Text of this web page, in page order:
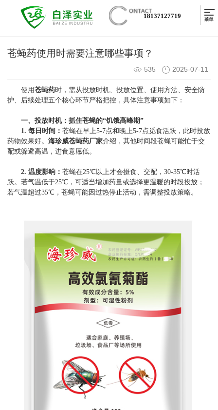
18137127719
苍蝇药使用时需要注意哪些事项？
535 2025-07-11
使用苍蝇药时，需从投放时机、投放位置、使用方法、安全防
护、后续处理五个核心环节严格把控，具体注意事项如下：
一、投放时机：抓住苍蝇的“饥饿高峰期”
1. 每日时间： 苍蝇在早上5-7点和晚上5-7点觅食活跃，此时投放
药物效果好。 海珍威苍蝇药厂家介绍，其他时间段苍蝇可能忙于交
配或躲避高温，进食意愿低。
2. 温度影响： 苍蝇在25℃以上才会摄食、交配，30-35℃时活
跃。若气温低于25℃，可适当增加药量或选择更温暖的时段投放；
若气温超过35℃，苍蝇可能因过热停止活动，需调整投放策略。